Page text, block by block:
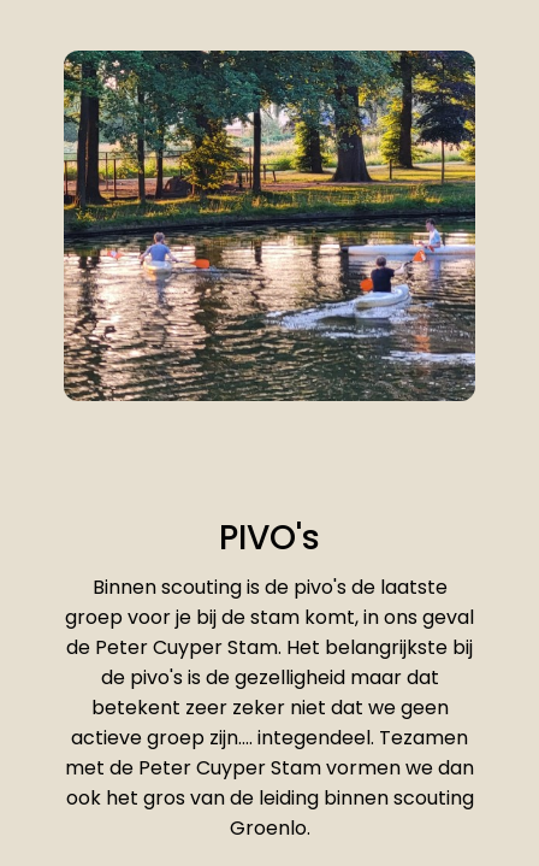
PIVO's
Binnen scouting is de pivo's de laatste
groep voor je bij de stam komt, in ons geval
de Peter Cuyper Stam. Het belangrijkste bij
de pivo's is de gezelligheid maar dat
betekent zeer zeker niet dat we geen
actieve groep zijn.... integendeel. Tezamen
met de Peter Cuyper Stam vormen we dan
ook het gros van de leiding binnen scouting
Groenlo.